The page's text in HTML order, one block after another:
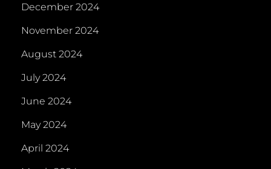
December 2024
November 2024
August 2024
July 2024
June 2024
May 2024
April 2024